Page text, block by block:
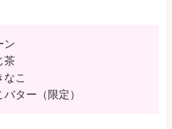
ン
茶
なこ
バター（限定）